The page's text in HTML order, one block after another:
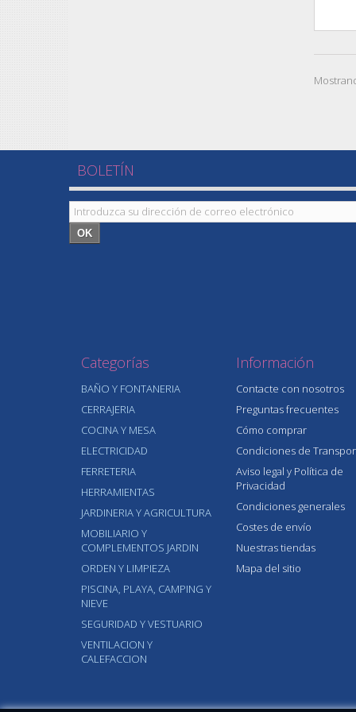
BOLETÍN
OK
Categorías
BAÑO Y FONTANERIA
CERRAJERIA
COCINA Y MESA
ELECTRICIDAD
FERRETERIA
HERRAMIENTAS
JARDINERIA Y AGRICULTURA
MOBILIARIO Y
COMPLEMENTOS JARDIN
ORDEN Y LIMPIEZA
PISCINA, PLAYA, CAMPING Y
NIEVE
SEGURIDAD Y VESTUARIO
VENTILACION Y
CALEFACCION
Información
Contacte con nosotros
Preguntas frecuentes
Cómo comprar
Condiciones de
Aviso legal y Política de
Privacidad
Condiciones generales
Costes de envío
Nuestras tiendas
Mapa del sitio